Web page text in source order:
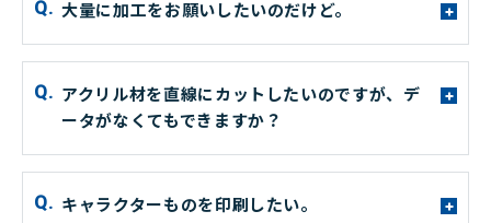
大量に加工をお願いしたいのだけど。
アクリル材を直線にカットしたいのですが、デ
ータがなくてもできますか？
キャラクターものを印刷したい。